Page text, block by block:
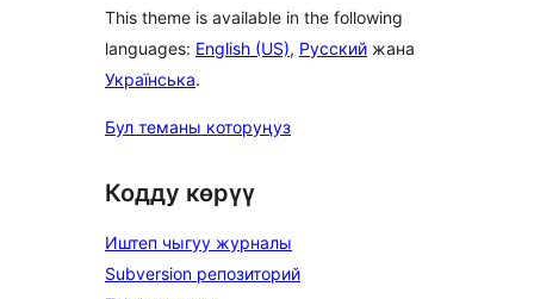
This theme is available in the following
languages: English (US), Русский жана
Українська.
Бул теманы которуңуз
Кодду көрүү
Иштеп чыгуу журналы
Subversion репозиторий